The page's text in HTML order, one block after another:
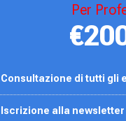
Per
Consultazione di tutti gli
Iscrizione alla